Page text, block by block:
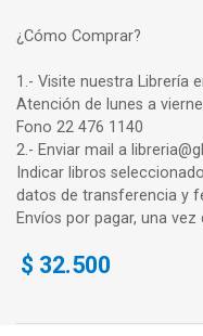
¿Cómo Comprar?
1.- Visite nuestra Librería
Atención de lunes a
Fono 22 476 1140
2.- Enviar mail a
Indicar libros
datos de transferencia y
Envíos por pagar, una
$ 32.500